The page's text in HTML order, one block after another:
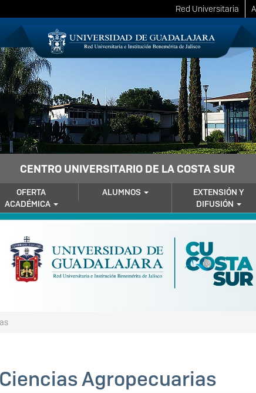
Red Universitaria
CENTRO UNIVERSITARIO DE LA COSTA SUR
OFERTA
ACADÉMICA
ALUMNOS
EXTENSIÓN Y
DIFUSIÓN
Agropecuarias